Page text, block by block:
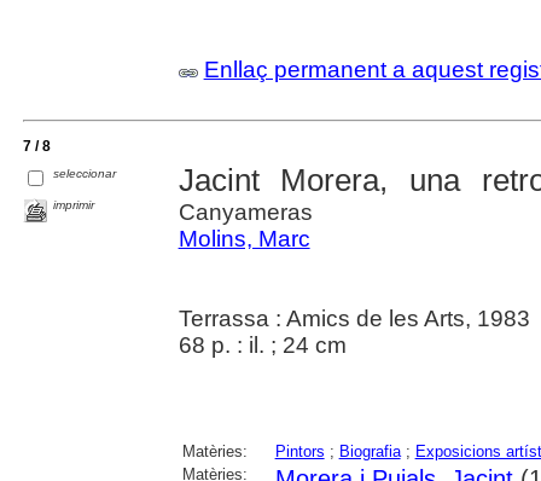
Enllaç permanent a aquest
7 / 8
seleccionar
imprimir
Jacint Morera, una
Canyameras
Molins, Marc
Terrassa : Amics de les Arts, 1983
68 p. : il. ; 24 cm
Matèries: Pintors ; Biografia; Exposicions
Matèries: